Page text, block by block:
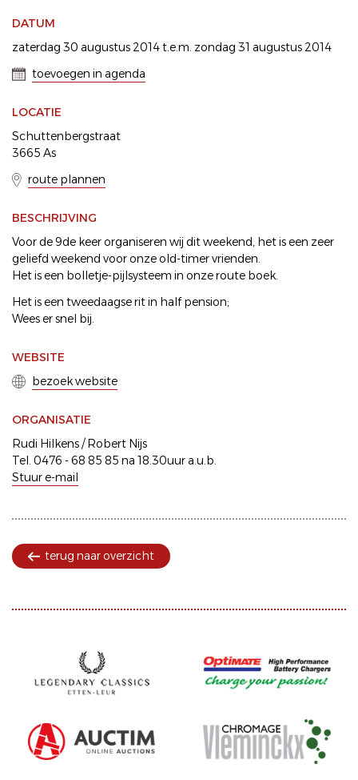
DATUM
zaterdag 30 augustus 2014 t.e.m. zondag 31 augustus 2014
toevoegen in agenda
LOCATIE
Schuttenbergstraat
3665 As
route plannen
BESCHRIJVING
Voor de 9de keer organiseren wij dit weekend, het is een zeer
geliefd weekend voor onze old-timer vrienden.
Het is een bolletje-pijlsysteem in onze route boek.
Het is een tweedaagse rit in half pension;
Wees er snel bij.
WEBSITE
bezoek website
ORGANISATIE
Rudi Hilkens / Robert Nijs
Tel. 0476 - 68 85 85 na 18.30uur a.u.b.
Stuur e-mail
terug naar overzicht